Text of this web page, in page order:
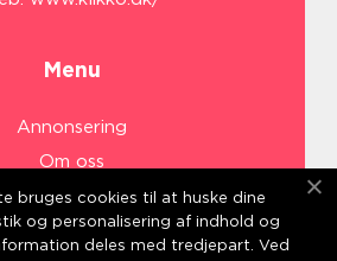
Menu
Annonsering
Om oss
Cookies
Kontakta oss
bruges cookies til at huske dine
og personalisering af indhold og
deles med tredjepart. Ved